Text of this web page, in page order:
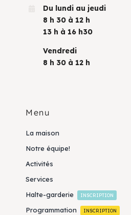
Du lundi au jeudi
8 h 30 à 12 h
13 h à 16 h30
Vendredi
8 h 30 à 12 h
Menu
La maison
Notre équipe!
Activités
Services
Halte-garderie
INSCRIPTION
Programmation INSCRIPTION